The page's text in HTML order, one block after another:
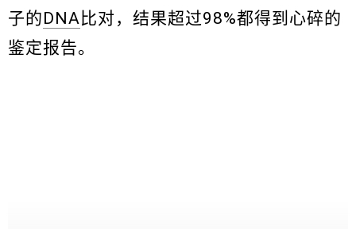
子的DNA 比对，结果超过98%都得到心碎的
鉴定报告。